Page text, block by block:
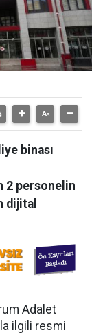
binası
2 personelin
dijital
Adalet
ilgili resmi